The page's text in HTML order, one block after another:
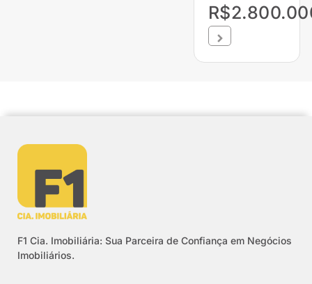
F1 Cia. Imobiliária: Sua Parceira de Confiança em Negócios
Imobiliários.